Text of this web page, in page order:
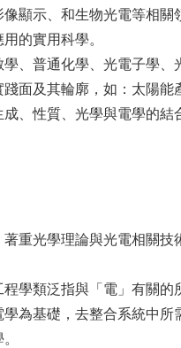
顯示、和生物光電等相
的實用科學。
、普通化學、光電子學
面及其輪廓，如：太陽
、性質、光學與電學的
重光學理論與光電相關
學類泛指與「電」有關的
為基礎，去整合系統中